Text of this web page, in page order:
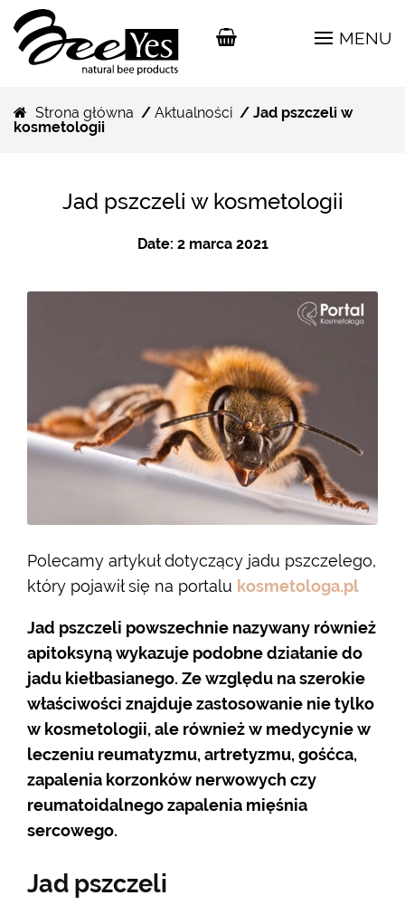
MENU
Strona główna / Aktualności/ Jad pszczeli w
kosmetologii
Jad pszczeli w kosmetologii
Date: 2 marca 2021
Polecamy artykuł dotyczący jadu pszczelego,
który pojawił się na portalu kosmetologa.pl
Jad pszczeli powszechnie nazywany również
apitoksyną wykazuje podobne działanie do
jadu kiełbasianego. Ze względu na szerokie
właściwości znajduje zastosowanie nie tylko
w kosmetologii, ale również w medycynie w
leczeniu reumatyzmu, artretyzmu, gośćca,
zapalenia korzonków nerwowych czy
reumatoidalnego zapalenia mięśnia
sercowego.
Jad pszczeli